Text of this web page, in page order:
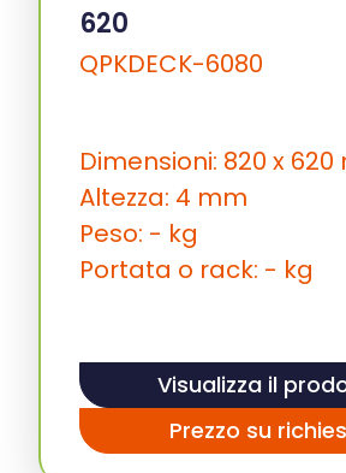
620
QPKDECK-6080
Dimensioni: 820 x 620
Altezza: 4 mm
Peso: - kg
Portata o rack: - kg
Visualizza il
Prezzo su